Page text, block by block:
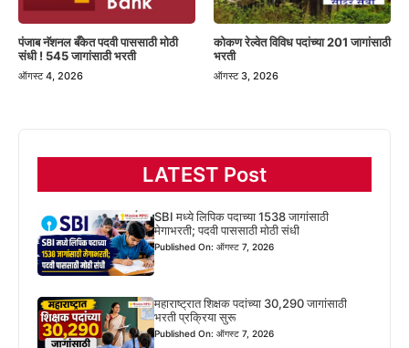
पंजाब नॅशनल बँकेत पदवी पाससाठी मोठी
संधी ! 545 जागांसाठी भरती
ऑगस्ट 4, 2026
कोकण रेल्वेत विविध पदांच्या 201 जागांसाठी
भरती
ऑगस्ट 3, 2026
LATEST Post
SBI मध्ये लिपिक पदाच्या 1538 जागांसाठी
मेगाभरती; पदवी पाससाठी मोठी संधी
Published On: ऑगस्ट 7, 2026
महाराष्ट्रात शिक्षक पदांच्या 30,290 जागांसाठी
भरती प्रक्रिया सुरू
Published On: ऑगस्ट 7, 2026